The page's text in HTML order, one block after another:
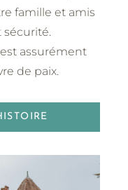
famille et amis
assurément
de paix.